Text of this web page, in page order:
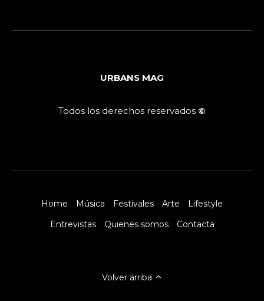
URBANS MAG
Todos los derechos reservados ©
Home Música Festivales Arte
Lifestyle
Entrevistas
Quienes somos Contacta
Volver arriba